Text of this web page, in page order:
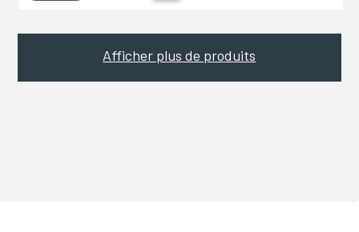
Afficher plus de produits